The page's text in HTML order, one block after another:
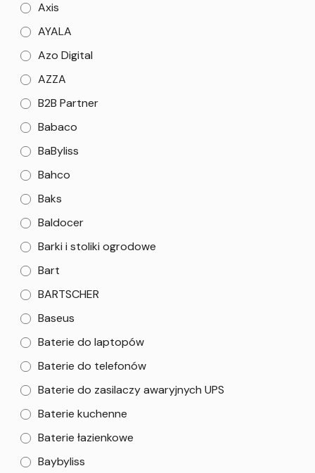
Axis
AYALA
Azo Digital
AZZA
B2B Partner
Babaco
BaByliss
Bahco
Baks
Baldocer
Barki i stoliki ogrodowe
Bart
BARTSCHER
Baseus
Baterie do laptopów
Baterie do telefonów
Baterie do zasilaczy awaryjnych UPS
Baterie kuchenne
Baterie łazienkowe
Baybyliss